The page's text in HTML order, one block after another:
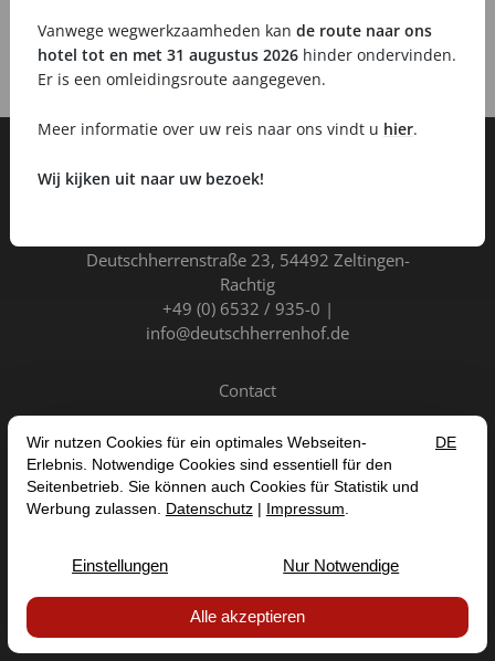
Deutschherrenstraße 23 54492 Zeltingen-
Rachtig
+49 (0) 6532 / 935-0
info@deutschherrenhof.de
Contact
PROINTERNET
NL DE EN FR
CONTRACT ANNULERENIMPRESSUMPRIVACYBELEID
ALGEMENE VOORWAARDEN
TOEGANKELIJKHEIDSVERKLARING
Vanwege wegwerkzaamheden kan de route naar ons
hotel tot en met 31 augustus 2026hinder ondervinden.
Er is een omleidingsroute aangegeven.
Meer informatie over uw reis naar ons vindt u hier.
Wij kijken uit naar uw bezoek!